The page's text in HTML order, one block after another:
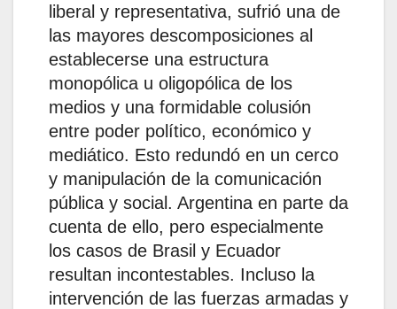
liberal y representativa, sufrió una de
las mayores descomposiciones al
establecerse una estructura
monopólica u oligopólica de los
medios y una formidable colusión
entre poder político, económico y
mediático. Esto redundó en un cerco
y manipulación de la comunicación
pública y social. Argentina en parte da
cuenta de ello, pero especialmente
los casos de Brasil y Ecuador
resultan incontestables. Incluso la
intervención de las fuerzas armadas y